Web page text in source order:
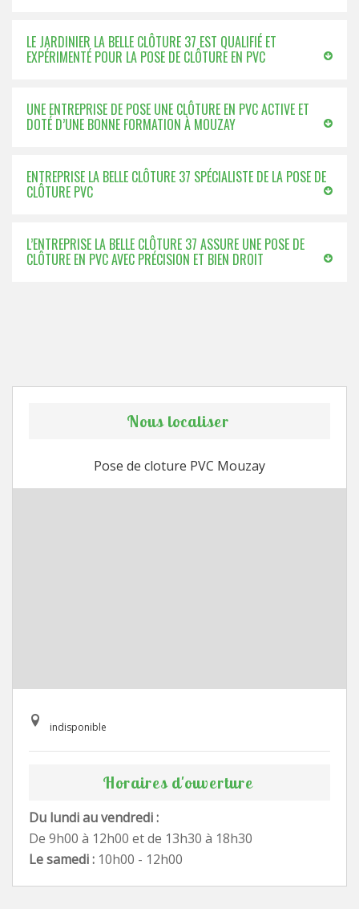
LE JARDINIER LA BELLE CLÔTURE 37 EST QUALIFIÉ ET
EXPÉRIMENTÉ POUR LA POSE DE CLÔTURE EN PVC
UNE ENTREPRISE DE POSE UNE CLÔTURE EN PVC ACTIVE ET
DOTÉ D’UNE BONNE FORMATION À MOUZAY
ENTREPRISE LA BELLE CLÔTURE 37 SPÉCIALISTE DE LA POSE DE
CLÔTURE PVC
L’ENTREPRISE LA BELLE CLÔTURE 37 ASSURE UNE POSE DE
CLÔTURE EN PVC AVEC PRÉCISION ET BIEN DROIT
Nous localiser
Pose de cloture PVC Mouzay
indisponible
Horaires d'ouverture
Du lundi au vendredi :
De 9h00 à 12h00 et de 13h30 à 18h30
Le samedi : 10h00 - 12h00